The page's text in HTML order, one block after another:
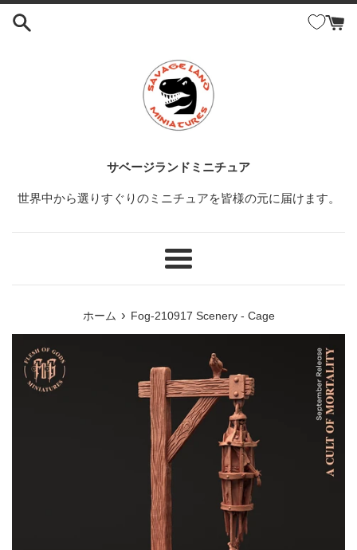
コ
サベージランドミニチュア
世界中から選りすぐりのミニチュアを皆様の元に届けます。
メ
ホーム › Fog-210917 Scenery - Cage